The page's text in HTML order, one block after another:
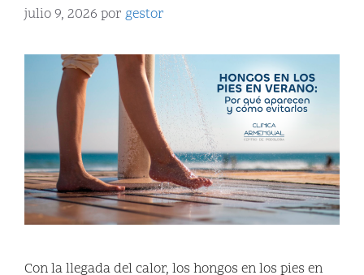
julio 9, 2026 por gestor
Con la llegada del calor, los hongos en los pies en